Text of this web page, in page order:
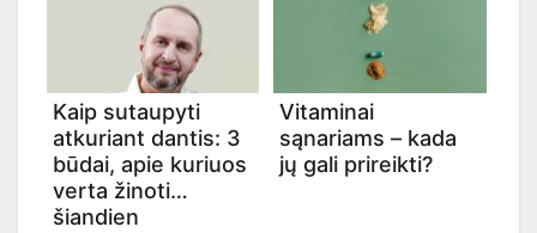
Kaip sutaupyti
atkuriant dantis: 3
būdai, apie kuriuos
verta žinoti
šiandien
Vitaminai
sąnariams – kada
jų gali prireikti?